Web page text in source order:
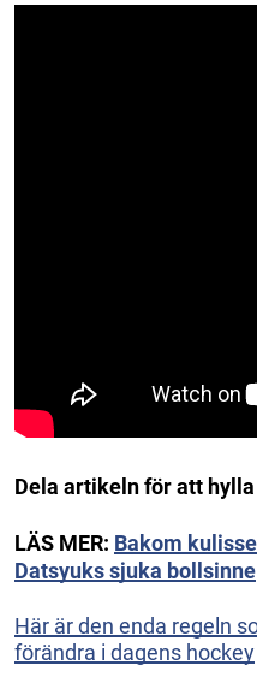
Dela artikeln för att
LÄS MER: Bakom
Datsyuks sjuka bollsinne
Här är den enda regeln
förändra i dagens hockey